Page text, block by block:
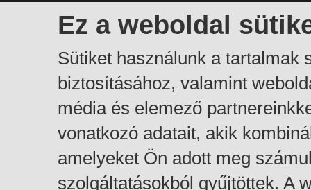
Ez a weboldal
Sütiket használunk a tartalmak
biztosításához, valamint
média és elemező
vonatkozó adatait, akik
amelyeket Ön adott meg
szolgáltatásokból gyűjtöttek. A